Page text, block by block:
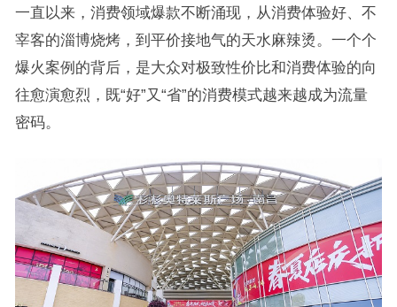
一直以来，消费领域爆款不断涌现，从消费体验好、不
宰客的淄博烧烤，到平价接地气的天水麻辣烫。一个个
爆火案例的背后，是大众对极致性价比和消费体验的向
往愈演愈烈，既“好”又“省”的消费模式越来越成为流量
密码。